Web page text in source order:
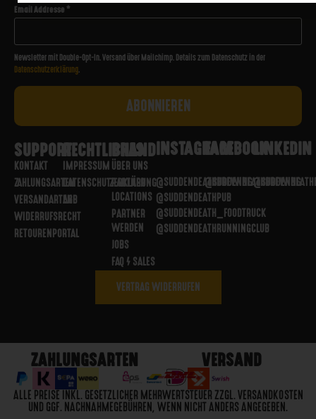
Email Addresse*
Newsletter mit Double-Opt-In. Versand über Mailchimp. Details zum Datenschutz in der
Datenschutzerklärung.
SUPPORT
KONTAKT
ZAHLUNGSARTEN
VERSANDARTEN
WIDERRUFSRECHT
RETOURENPORTAL
RECHTLICHES
IMPRESSUM
DATENSCHUTZERKLÄRUNG
AGB
BRAND
ÜBER UNS
PARTNER
LOCATIONS
PARTNER
WERDEN
JOBS
FAQ / SALES
INSTAGRAM
@SUDDENDEATHBREWING
@SUDDENDEATHPUB
@SUDDENDEATH_FOODTRUCK
@SUDDENDEATHRUNNINGCLUB
FACEBOOK
@SUDDENDEATHBREWING
LINKEDIN
VERTRAG WIDERRUFEN
ZAHLUNGSARTEN VERSAND
ALLE PREISE INKL. GESETZLICHER MEHRWERTSTEUER ZZGL. VERSANDKOSTEN
UND GGF. NACHNAHMEGEBÜHREN, WENN NICHT ANDERS ANGEGEBEN.